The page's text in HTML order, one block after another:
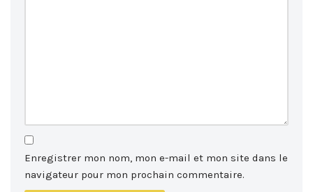
Enregistrer mon nom, mon e-mail et mon site dans le
navigateur pour mon prochain commentaire.